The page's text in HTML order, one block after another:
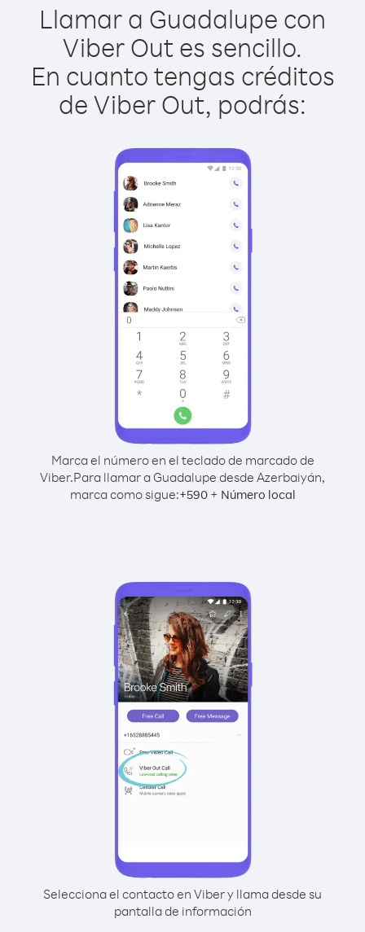
Llamar a Guadalupe con
Viber Out es sencillo.
En cuanto tengas créditos
de Viber Out, podrás:
Marca el número en el teclado de marcado de
Viber.Para llamar a Guadalupe desde Azerbaiyán,
marca como sigue:+590+ Número local
Selecciona el contacto en Viber y llama desde su
pantalla de información